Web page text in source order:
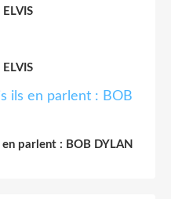
parlent : BOB DYLAN